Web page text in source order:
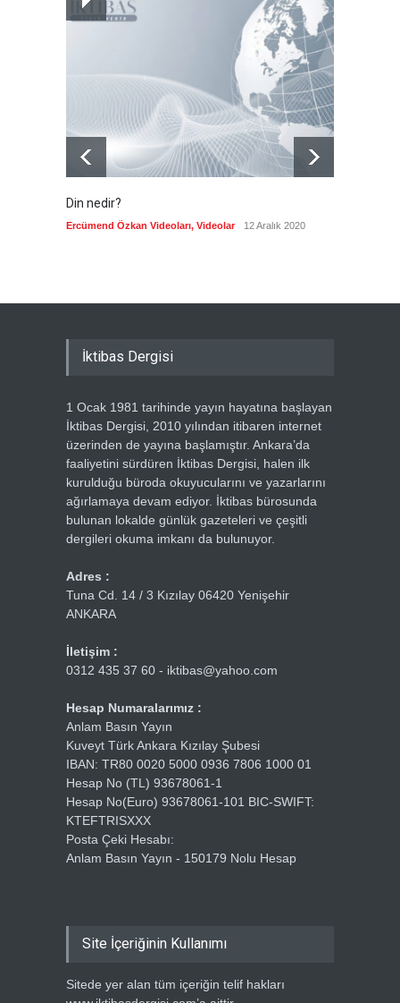
Avrupa Birliği toparlanmaya
8 Ağustos 2026
Din nedir?
Ercümend Özkan Videoları, Videolar 12 Aralık 2020
İktibas Dergisi
1 Ocak 1981 tarihinde yayın hayatına başlayan
İktibas Dergisi, 2010 yılından itibaren internet
üzerinden de yayına başlamıştır. Ankara’da
faaliyetini sürdüren İktibas Dergisi, halen ilk
kurulduğu büroda okuyucularını ve yazarlarını
ağırlamaya devam ediyor. İktibas bürosunda
bulunan lokalde günlük gazeteleri ve çeşitli
dergileri okuma imkanı da bulunuyor.
Adres :
Tuna Cd. 14 / 3 Kızılay 06420 Yenişehir
ANKARA
İletişim :
0312 435 37 60 - iktibas@yahoo.com
Hesap Numaralarımız :
Anlam Basın Yayın
Kuveyt Türk Ankara Kızılay Şubesi
IBAN: TR80 0020 5000 0936 7806 1000 01
Hesap No (TL) 93678061-1
Hesap No(Euro) 93678061-101 BIC-SWIFT:
KTEFTRISXXX
Posta Çeki Hesabı:
Anlam Basın Yayın - 150179 Nolu Hesap
Site İçeriğinin Kullanımı
Sitede yer alan tüm içeriğin telif hakları